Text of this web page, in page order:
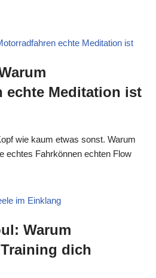
echte Meditation ist
wie kaum etwas sonst. Warum
echtes Fahrkönnen echten Flow
Warum
dich